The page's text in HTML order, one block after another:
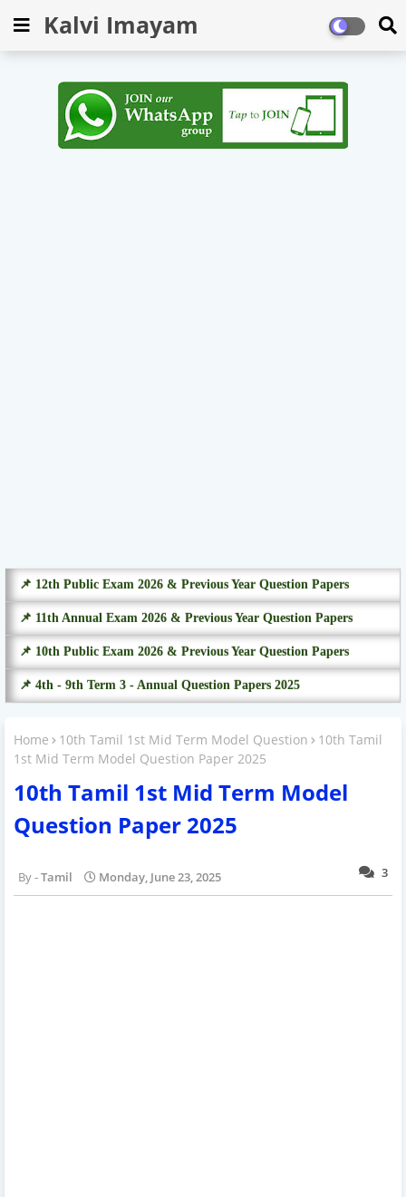
Kalvi Imayam
📌 12th Public Exam 2026 & Previous Year Question Papers
📌 11th Annual Exam 2026 & Previous Year Question Papers
📌 10th Public Exam 2026 & Previous Year Question Papers
📌 4th - 9th Term 3 - Annual Question Papers 2025
Home 10th Tamil 1st Mid Term Model Question
10th Tamil
1st Mid Term Model Question Paper 2025
10th Tamil 1st Mid Term Model
Question Paper 2025
3
Tamil Monday, June 23, 2025